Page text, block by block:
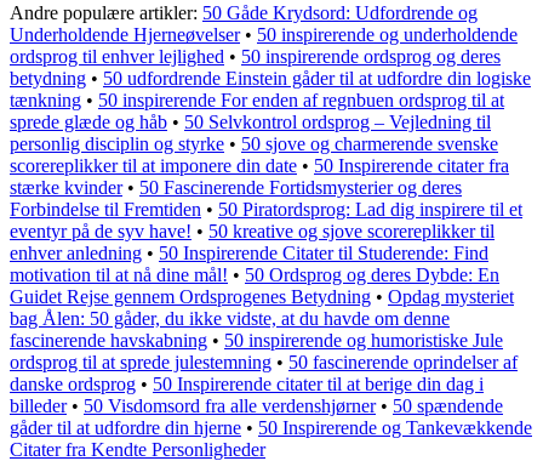
Andre populære artikler: 50 Gåde Krydsord: Udfordrende og
Underholdende Hjerneøvelser• 50 inspirerende og underholdende
ordsprog til enhver lejlighed • 50 inspirerende ordsprog og deres
betydning • 50 udfordrende Einstein gåder til at udfordre din logiske
tænkning • 50 inspirerende For enden af regnbuen ordsprog til at
sprede glæde og håb • 50 Selvkontrol ordsprog – Vejledning til
personlig disciplin og styrke • 50 sjove og charmerende svenske
scorereplikker til at imponere din date • 50 Inspirerende citater fra
stærke kvinder• 50 Fascinerende Fortidsmysterier og deres
Forbindelse til Fremtiden • 50 Piratordsprog: Lad dig inspirere til et
eventyr på de syv have! • 50 kreative og sjove scorereplikker til
enhver anledning • 50 Inspirerende Citater til Studerende: Find
motivation til at nå dine mål! • 50 Ordsprog og deres Dybde: En
Guidet Rejse gennem Ordsprogenes Betydning • Opdag mysteriet
bag Ålen: 50 gåder, du ikke vidste, at du havde om denne
fascinerende havskabning • 50 inspirerende og humoristiske Jule
ordsprog til at sprede julestemning • 50 fascinerende oprindelser af
danske ordsprog • 50 Inspirerende citater til at berige din dag i
billeder• 50 Visdomsord fra alle verdenshjørner• 50 spændende
gåder til at udfordre din hjerne • 50 Inspirerende og Tankevækkende
Citater fra Kendte Personligheder